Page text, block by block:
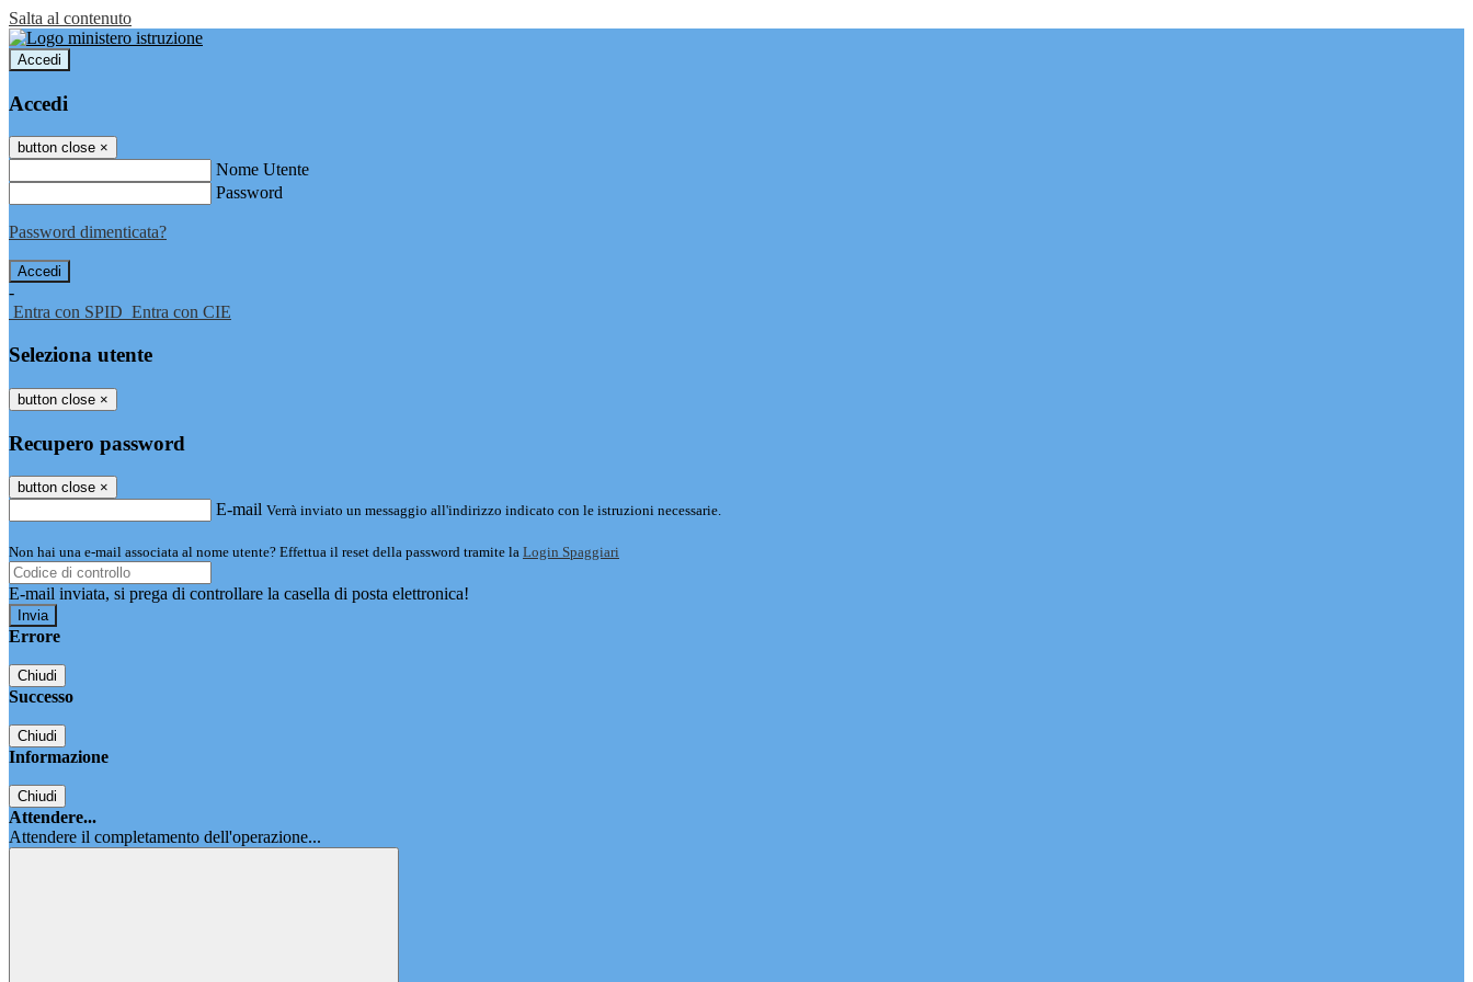
Salta al contenuto
Accedi
Accedi
button close ×
Nome Utente
Password
Password dimenticata?
-
Entra con SPID Entra con CIE
Seleziona utente
button close ×
Recupero password
button close ×
E-mail Verrà inviato un messaggio all'indirizzo indicato con le istruzioni necessarie.
Non hai una e-mail associata al nome utente? Effettua il reset della password tramite la Login Spaggiari
E-mail inviata, si prega di controllare la casella di posta elettronica!
Errore
Chiudi
Successo
Chiudi
Informazione
Chiudi
Attendere...
Attendere il completamento dell'operazione...